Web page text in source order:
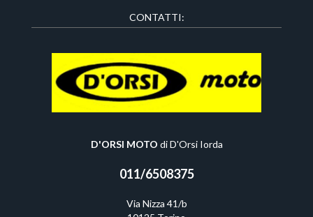
CONTATTI:
D'ORSI MOTO di D'Orsi Iorda
011/6508375
Via Nizza 41/b